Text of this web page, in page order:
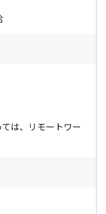
は、リモートワー